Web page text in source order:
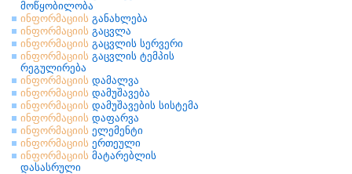
მოწყობილობა
ინფორმაციის განახლება
ინფორმაციის გაცვლა
ინფორმაციის გაცვლის სერვერი
ინფორმაციის გაცვლის ტემპის
რეგულირება
ინფორმაციის დამალვა
ინფორმაციის დამუშავება
ინფორმაციის დამუშავების სისტემა
ინფორმაციის დაფარვა
ინფორმაციის ელემენტი
ინფორმაციის ერთეული
ინფორმაციის მატარებლის
დასასრული